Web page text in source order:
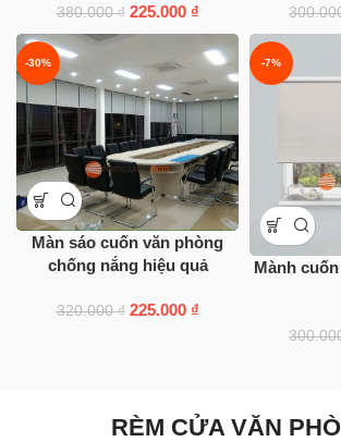
380.000₫ 225.000 ₫
-30%
Màn sáo cuốn văn phòng
chống nắng hiệu quả
320.000₫ 225.000 ₫
-7%
Mành
RÈM CỬA VĂN